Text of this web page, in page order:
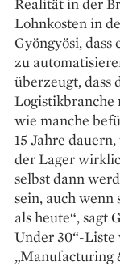
Lohnkosten in
Gyöngyösi,
zu
überzeugt, dass
Logistikbranche
wie manche
15 Jahre
der Lager
selbst dann
sein, auch wenn
als heute“, sagt
Under 30“-Liste
„Manufacturing